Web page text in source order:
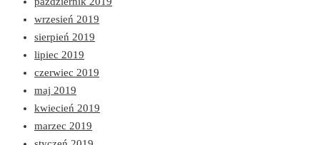
wrzesień 2019
sierpień 2019
lipiec 2019
czerwiec 2019
maj 2019
kwiecień 2019
marzec 2019